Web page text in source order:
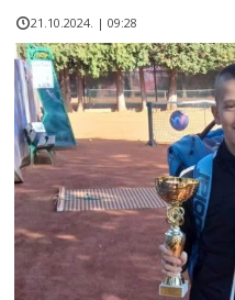
21.10.2024. | 09:28